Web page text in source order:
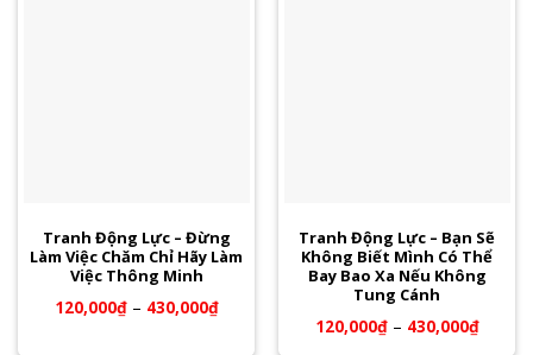
Tranh Động Lực – Đừng
Làm Việc Chăm Chỉ Hãy Làm
Việc Thông Minh
120,000₫– 430,000₫
Tranh Động Lực – Bạn Sẽ
Không Biết Mình Có Thể
Bay Bao Xa Nếu Không
Tung Cánh
120,000₫– 430,000₫